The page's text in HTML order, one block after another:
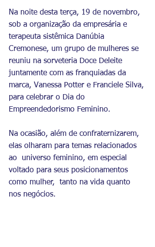
Na noite desta terça, 19 de novembro,
sob a organização da empresária e
terapeuta sistêmica Danúbia
Cremonese, um grupo de mulheres se
reuniu na sorveteria Doce Deleite
juntamente com as franquiadas da
marca, Vanessa Potter e Franciele Silva,
para celebrar o Dia do
Empreendedorismo Feminino.
Na ocasião, além de confraternizarem,
elas olharam para temas relacionados
ao  universo feminino, em especial
voltado para seus posicionamentos
como mulher,  tanto na vida quanto
nos negócios.